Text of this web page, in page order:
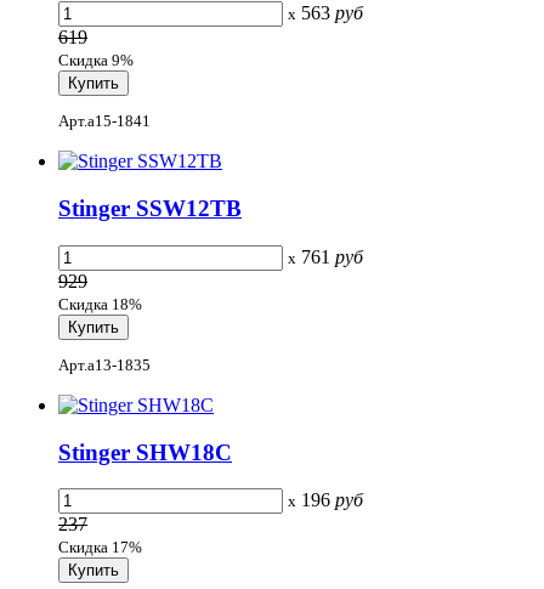
x 563 руб
619
Скидка 9%
Арт.a15-1841
Stinger SSW12TB
x 761 руб
929
Скидка 18%
Арт.a13-1835
Stinger SHW18C
x 196 руб
237
Скидка 17%